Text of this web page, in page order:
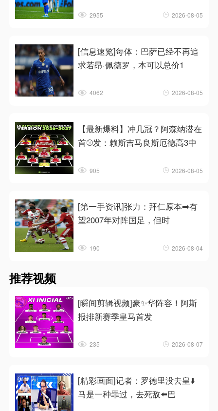
2955 2026-08-05
[信息速览]每体：巴萨已经不再追
求若昂·佩德罗，本可以总价1
4062 2026-08-05
【最新爆料】冲几冠？阿森纳潜在
首⚾发：赖斯吉马良斯厄德高3中
905 2026-08-05
[第一手资讯]张力：拜仁原本➡️有
望2007年对阵国足，但时
190 2026-08-04
推荐视频
[瞬间剪辑视频]豪✨华阵容！阿斯
报排新赛季皇马首发
235 2026-08-07
[精彩画面]记者：罗德里没去皇⬇️
马是一种罪过，去死敌⬅️巴